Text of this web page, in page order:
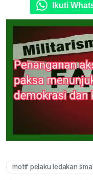
Ikuti
motif pelaku ledakan